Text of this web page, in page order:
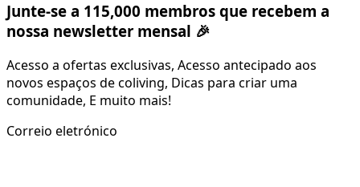
Junte-se a 115,000 membros que recebem a
nossa newsletter mensal 🎉
Acesso a ofertas exclusivas, Acesso antecipado aos
novos espaços de coliving, Dicas para criar uma
comunidade, E muito mais!
Correio eletrónico